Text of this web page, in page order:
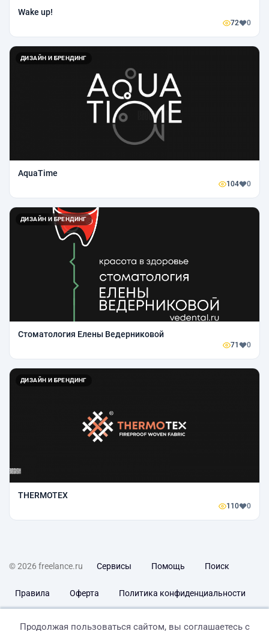
Wake up!
72 0
ДИЗАЙН И БРЕНДИНГ
AquaTime
104 0
ДИЗАЙН И БРЕНДИНГ
Стоматология Елены Ведерниковой
71 0
ДИЗАЙН И БРЕНДИНГ
THERMOTEX
110 0
© 2026 freelance.ru Сервисы Помощь Поиск
Правила Оферта Политика конфиденциальности
Продолжая пользоваться сайтом, вы соглашаетесь с